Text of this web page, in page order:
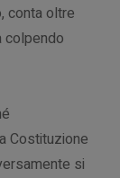
conta oltre
colpendo
Costituzione
si